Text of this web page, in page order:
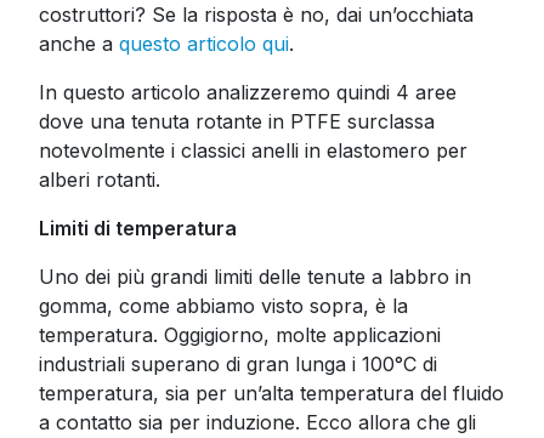
costruttori? Se la risposta è no, dai un’occhiata
anche a questo articolo qui.
In questo articolo analizzeremo quindi 4 aree
dove una tenuta rotante in PTFE surclassa
notevolmente i classici anelli in elastomero per
alberi rotanti.
Limiti di temperatura
Uno dei più grandi limiti delle tenute a labbro in
gomma, come abbiamo visto sopra, è la
temperatura. Oggigiorno, molte applicazioni
industriali superano di gran lunga i 100°C di
temperatura, sia per un’alta temperatura del fluido
a contatto sia per induzione. Ecco allora che gli